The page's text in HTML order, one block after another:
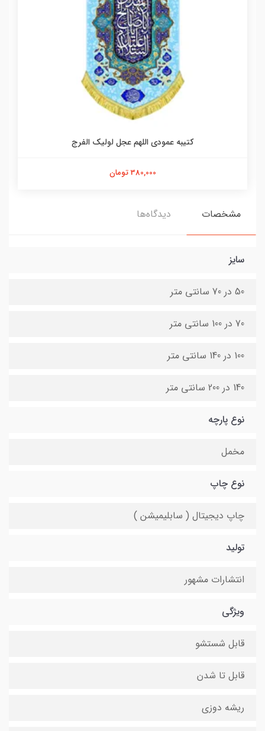
کتیبه عمودی اللهم عجل لولیک الفرج
380,000 تومان
مشخصات دیدگاه‌ها
سایز
50 در 70 سانتی متر
70 در 100 سانتی متر
100 در 140 سانتی متر
140 در 200 سانتی متر
نوع پارچه
مخمل
نوع چاپ
چاپ دیجیتال ( سابلیمیشن )
تولید
انتشارات مشهور
ویژگی
قابل شستشو
قابل تا شدن
ریشه دوزی